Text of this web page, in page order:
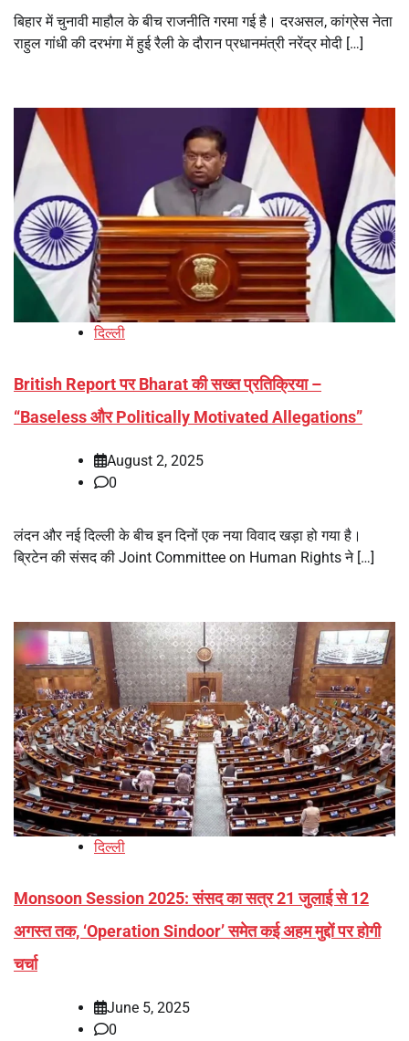
बिहार में चुनावी माहौल के बीच राजनीति गरमा गई है। दरअसल, कांग्रेस नेता
राहुल गांधी की दरभंगा में हुई रैली के दौरान प्रधानमंत्री नरेंद्र मोदी […]
दिल्ली
British Report पर Bharat की सख्त प्रतिक्रिया –
“Baseless और Politically Motivated Allegations”
August 2, 2025
0
लंदन और नई दिल्ली के बीच इन दिनों एक नया विवाद खड़ा हो गया है।
ब्रिटेन की संसद की Joint Committee on Human Rights ने […]
दिल्ली
Monsoon Session 2025: संसद का सत्र 21 जुलाई से 12
अगस्त तक, ‘Operation Sindoor’ समेत कई अहम मुद्दों पर होगी
चर्चा
June 5, 2025
0